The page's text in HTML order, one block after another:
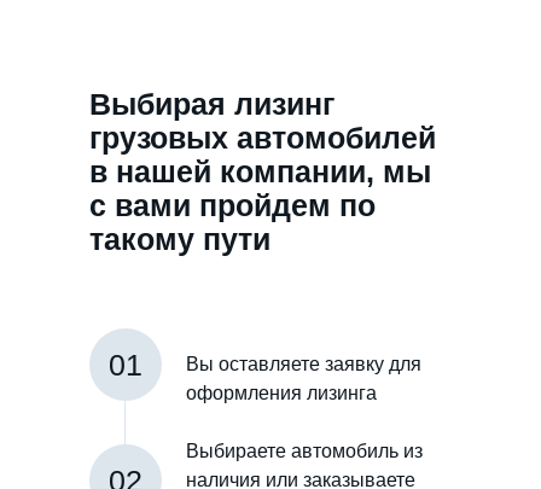
Выбирая лизинг
грузовых автомобилей
в нашей компании, мы
с вами пройдем по
такому пути
01
Вы оставляете заявку для
оформления лизинга
02
Выбираете автомобиль из
наличия или заказываете